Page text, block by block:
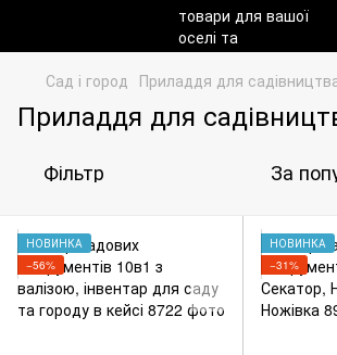
Сад і город Приладдя для
Приладдя для
Фільтр За
НОВИНКА
−56%
НОВИНКА
−31%